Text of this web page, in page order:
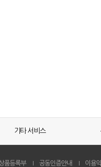
기타 서비스
품등록부 공동인증안내 이용